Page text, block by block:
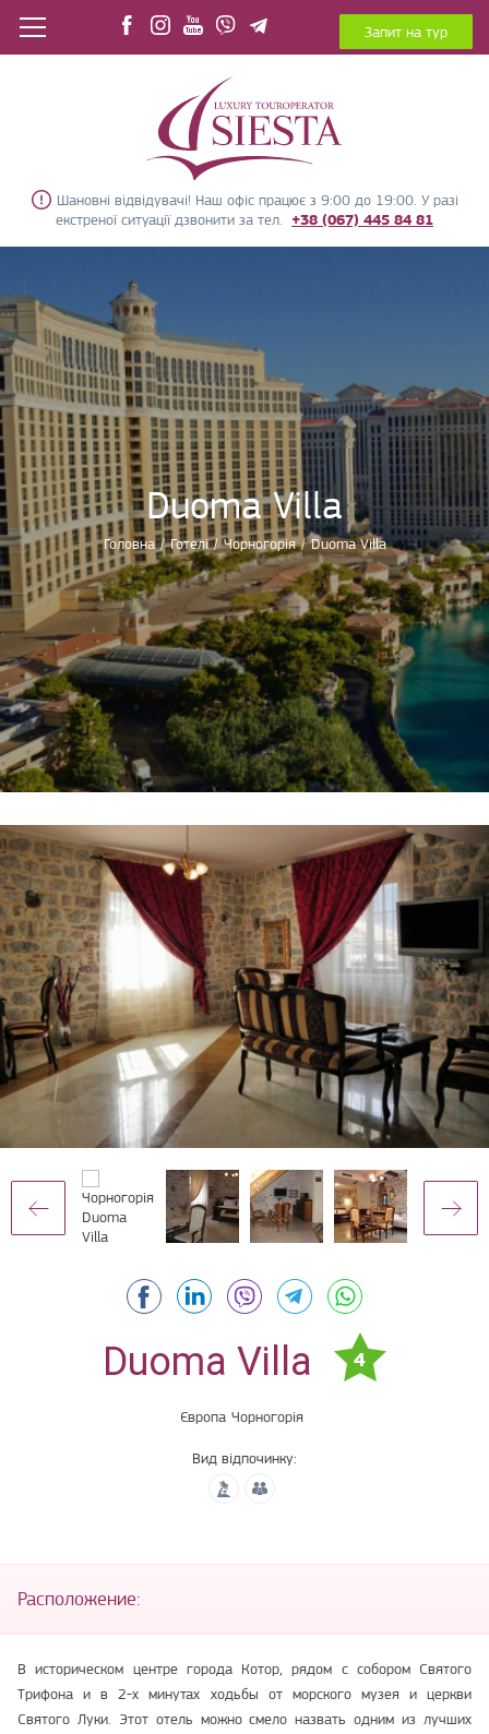
Шановні відвідувачі! Наш офіс працює з 9:00 до 19:00. У разі
екстреної ситуації дзвонити за тел. +38 (067) 445 84 81
Запит на тур
Duoma Villa
Головна / Готелі / Чорногорія / Duoma Villa
Duoma Villa 4
Європа Чорногорія
Вид відпочинку:
Расположение:
В историческом центре города Котор, рядом с собором Святого
Трифона и в 2-х минутах ходьбы от морского музея и церкви
Святого Луки. Этот отель можно смело назвать одним из лучших